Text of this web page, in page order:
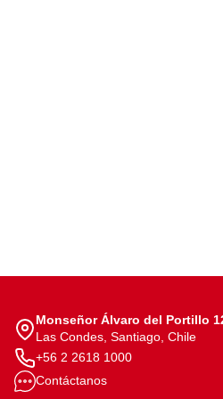
Monseñor Álvaro del Portillo
Las Condes, Santiago, Chile
+56 2 2618 1000
Contáctanos